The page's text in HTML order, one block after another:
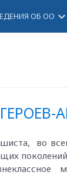
ОБ ОО keyboard_arrow_down
во